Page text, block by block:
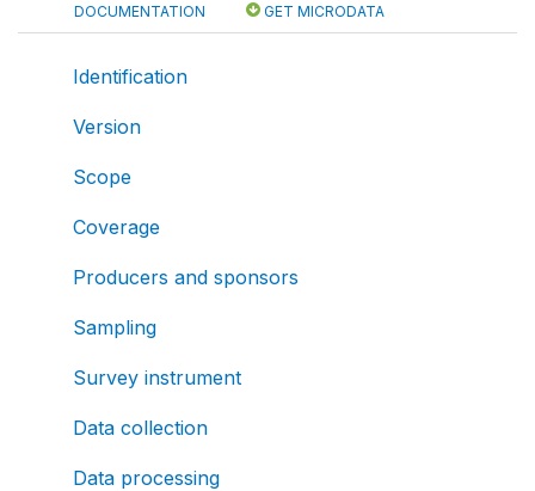
DOCUMENTATION GET MICRODATA
Identification
Version
Scope
Coverage
Producers and sponsors
Sampling
Survey instrument
Data collection
Data processing